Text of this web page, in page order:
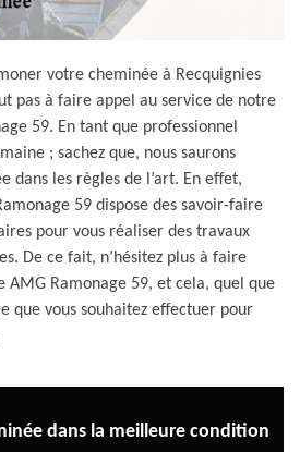
votre cheminée à Recquignies
pas à faire appel au service de notre
59. En tant que professionnel
; sachez que, nous saurons
dans les règles de l’art. En effet,
59 dispose des savoir-faire
pour vous réaliser des travaux
De ce fait, n’hésitez plus à faire
AMG Ramonage 59, et cela, quel que
que vous souhaitez effectuer pour
dans la meilleure condition